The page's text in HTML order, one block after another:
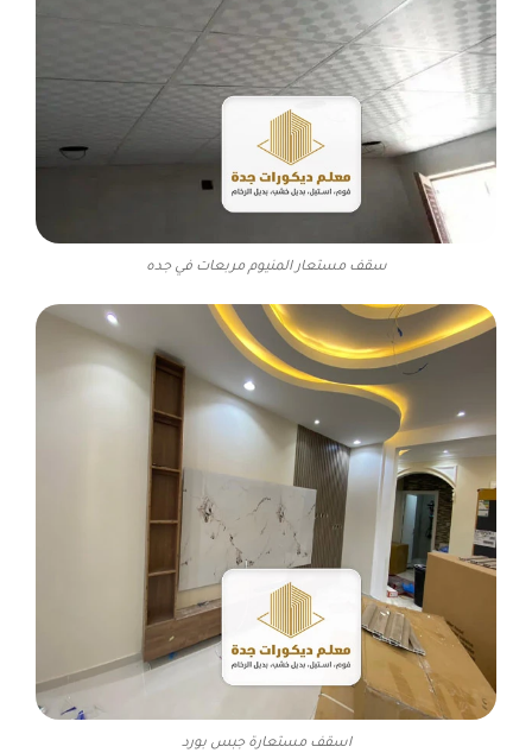
سقف مستعار المنيوم مربعات في جده
اسقف مستعارة جبس بورد